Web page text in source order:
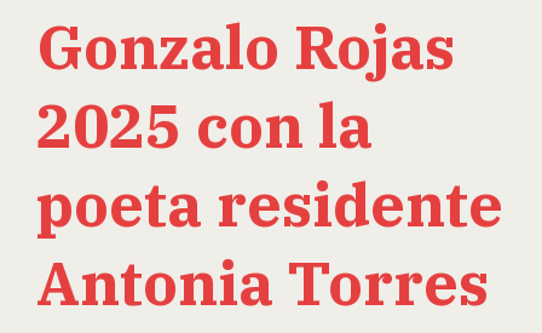
Gonzalo Rojas
2025 con la
poeta residente
Antonia Torres